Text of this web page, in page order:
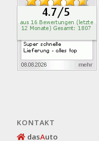
KONTAKT
dasAuto